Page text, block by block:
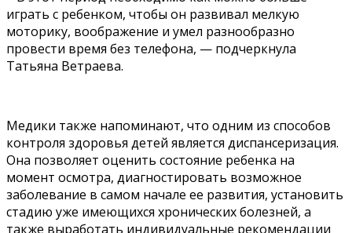
играть с ребенком, чтобы он развивал мелкую
моторику, воображение и умел разнообразно
провести время без телефона, — подчеркнула
Татьяна Ветраева.
Медики также напоминают, что одним из способов
контроля здоровья детей является диспансеризация.
Она позволяет оценить состояние ребенка на
момент осмотра, диагностировать возможное
заболевание в самом начале ее развития, установить
стадию уже имеющихся хронических болезней, а
также выработать индивидуальные рекомендации